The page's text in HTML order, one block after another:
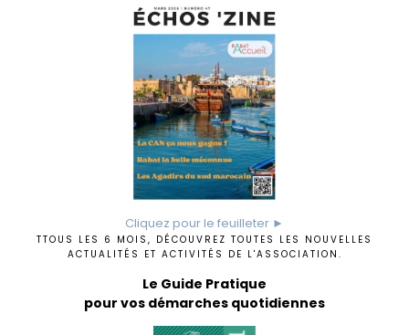
Cliquez pour le feuilleter ►
TTOUS LES 6 MOIS, DÉCOUVREZ TOUTES LES NOUVELLES
ACTUALITÉS ET ACTIVITÉS DE L'ASSOCIATION.
Le Guide Pratique
pour vos démarches quotidiennes